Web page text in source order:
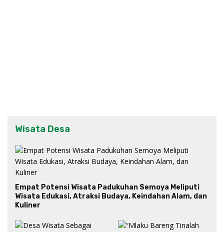
Wisata Desa
Empat Potensi Wisata Padukuhan Semoya Meliputi
Wisata Edukasi, Atraksi Budaya, Keindahan Alam, dan
Kuliner